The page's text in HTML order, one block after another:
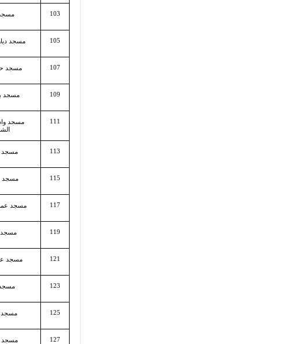
103 مسجد
105 مسجد
107 مسجد
109 مسجد
111
مسجد
113 مسجد
115 مسجد
117 مسجد
119 مسجد
121 مسجد
123 مسجد
125 مسجد
127 مسجد